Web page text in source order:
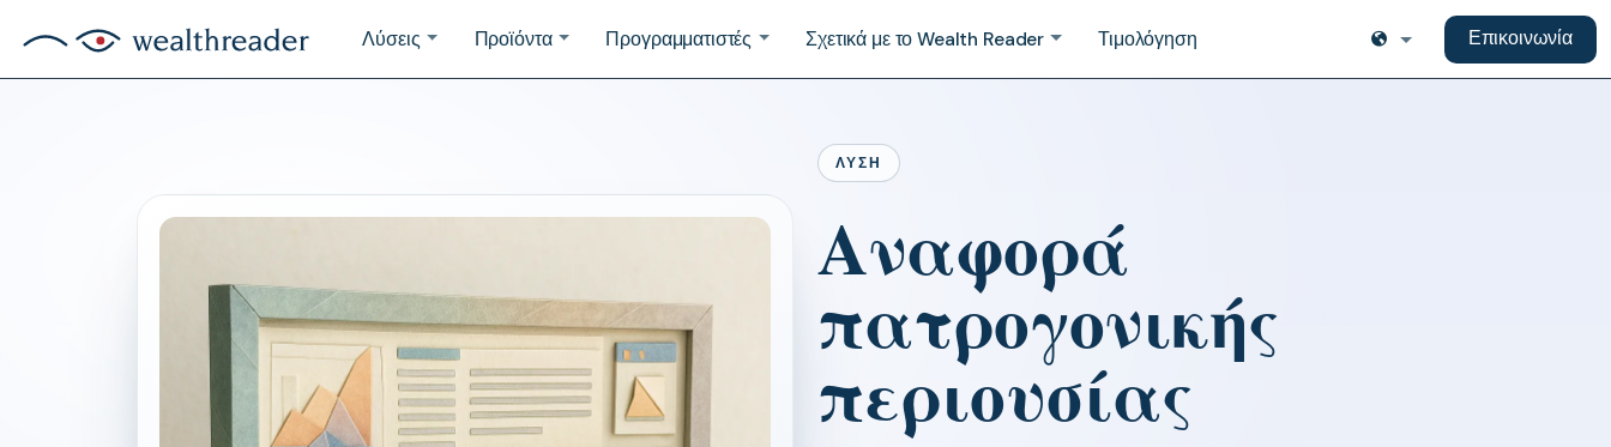
Λύσεις Προϊόντα Προγραμματιστές Σχετικά με το Wealth Reader Τιμολόγηση Επικοινωνία
ΛΎΣΗ
Αναφορά
πατρογονικής
περιουσίας